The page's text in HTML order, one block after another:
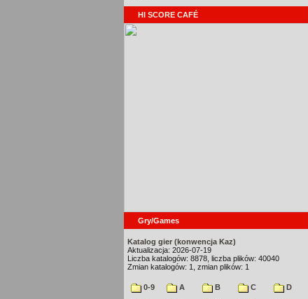
HI SCORE CAFÉ
Gry/Games
Katalog gier (konwencja Kaz)
Aktualizacja: 2026-07-19
Liczba katalogów: 8878, liczba plików: 40040
Zmian katalogów: 1, zmian plików: 1
0-9 A B C
D